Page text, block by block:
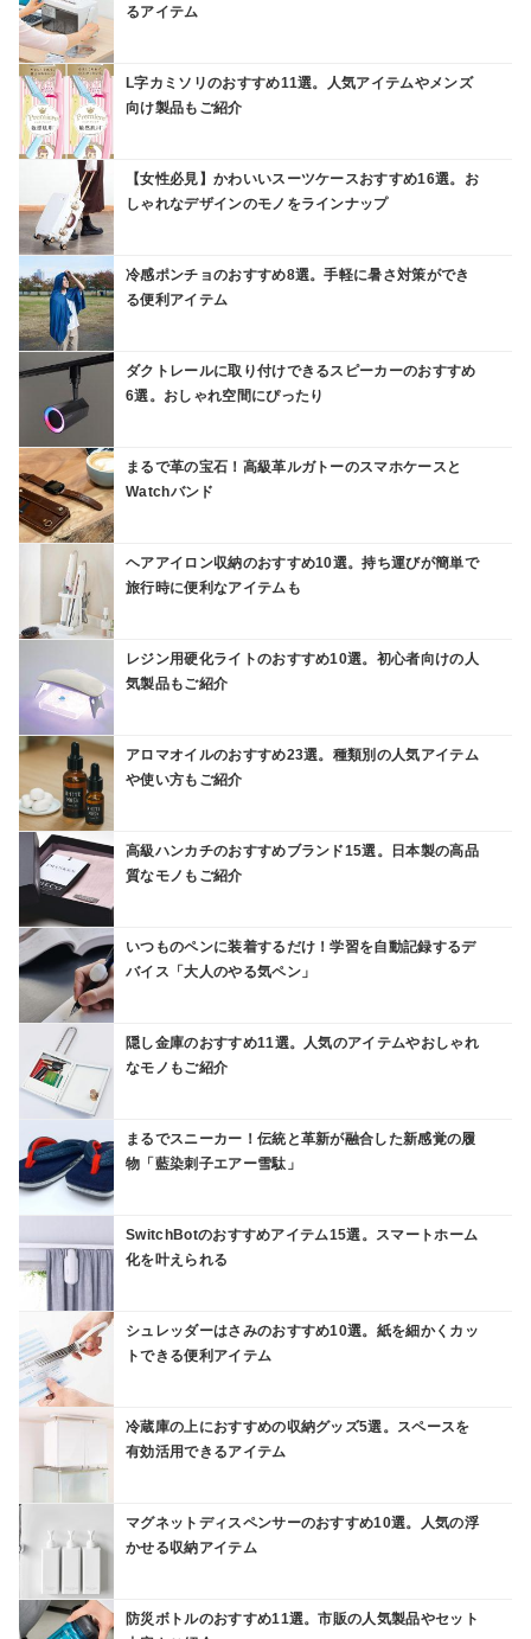
るアイテム
L字カミソリのおすすめ11選。人気アイテムやメンズ
向け製品もご紹介
【女性必見】かわいいスーツケースおすすめ16選。お
しゃれなデザインのモノをラインナップ
冷感ポンチョのおすすめ8選。手軽に暑さ対策ができ
る便利アイテム
ダクトレールに取り付けできるスピーカーのおすすめ
6選。おしゃれ空間にぴったり
まるで革の宝石！高級革ルガトーのスマホケースと
Watchバンド
ヘアアイロン収納のおすすめ10選。持ち運びが簡単で
旅行時に便利なアイテムも
レジン用硬化ライトのおすすめ10選。初心者向けの人
気製品もご紹介
アロマオイルのおすすめ23選。種類別の人気アイテム
や使い方もご紹介
高級ハンカチのおすすめブランド15選。日本製の高品
質なモノもご紹介
いつものペンに装着するだけ！学習を自動記録するデ
バイス「大人のやる気ペン」
隠し金庫のおすすめ11選。人気のアイテムやおしゃれ
なモノもご紹介
まるでスニーカー！伝統と革新が融合した新感覚の履
物「藍染刺子エアー雪駄」
SwitchBotのおすすめアイテム15選。スマートホーム
化を叶えられる
シュレッダーはさみのおすすめ10選。紙を細かくカッ
トできる便利アイテム
冷蔵庫の上におすすめの収納グッズ5選。スペースを
有効活用できるアイテム
マグネットディスペンサーのおすすめ10選。人気の浮
かせる収納アイテム
防災ボトルのおすすめ11選。市販の人気製品やセット